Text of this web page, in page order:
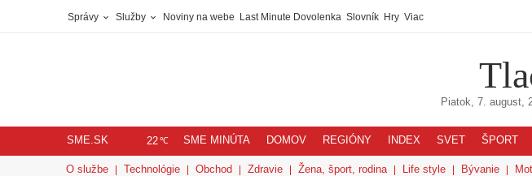
Správy Služby Noviny na webe Last Minute Dovolenka Slovník Hry Viac
Piatok, 7. august,
SME.SK 22℃ SME MINÚTA DOMOV REGIÓNY INDEX SVET ŠPORT
O službe Technológie Obchod Zdravie Žena, šport, rodina Life style Bývanie